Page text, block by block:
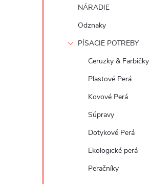
NÁRADIE
Odznaky
PÍSACIE POTREBY
Ceruzky & Farbičky
Plastové Perá
Kovové Perá
Súpravy
Dotykové Perá
Ekologické perá
Peračníky